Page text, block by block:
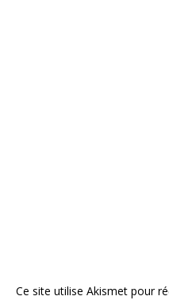
Ce site utilise Akismet pour